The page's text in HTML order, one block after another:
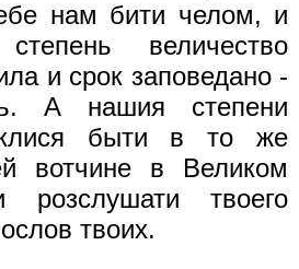
нам бити челом, и
величество
и срок заповедано -
А нашия степени
быти в то же
вотчине в Великом
розслушати твоего
твоих.